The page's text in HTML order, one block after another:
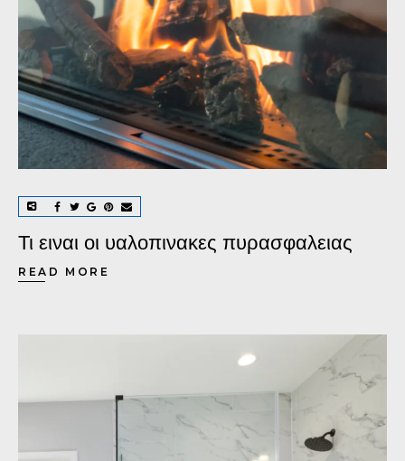
Τι ειναι οι υαλοπινακες πυρασφαλειας
READ MORE